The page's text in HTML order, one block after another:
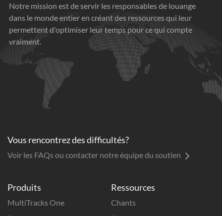
Notre mission est de servir les responsables de louange
dans le monde entier en créant des ressources qui leur
permettent d'optimiser leur temps pour ce qui compte
vraiment.
Produits
MultiTracks One
Ressources
Chants
Vous rencontrez des difficultés?
Voir les FAQs ou contacter notre équipe du soutien